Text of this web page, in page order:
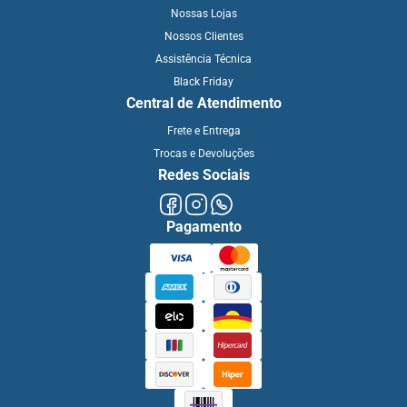
Nossas Lojas
Nossos Clientes
Assistência Técnica
Black Friday
Central de Atendimento
Frete e Entrega
Trocas e Devoluções
Redes Sociais
Pagamento